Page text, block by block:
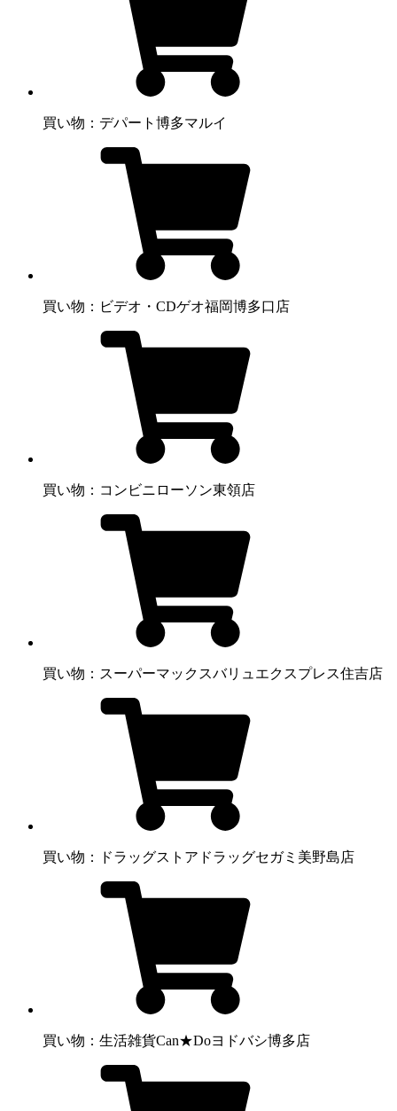
買い物：デパート 博多マルイ
買い物：ビデオ・CDゲオ福岡博多口店
買い物：コンビニ ローソン東領店
買い物：スーパーマックスバリュエクスプレス住吉店
買い物：ドラッグストア ドラッグセガミ美野島店
買い物：生活雑貨Can★Doヨドバシ博多店